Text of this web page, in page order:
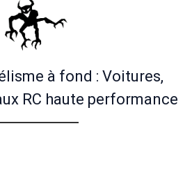
à fond : Voitures,
RC haute performance